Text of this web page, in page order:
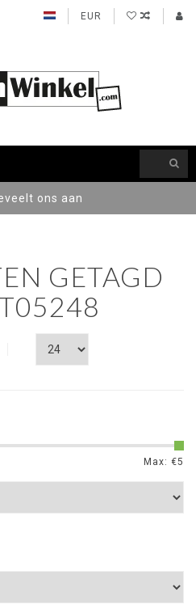
EUR
ons aan
GETAGD
Max: €5